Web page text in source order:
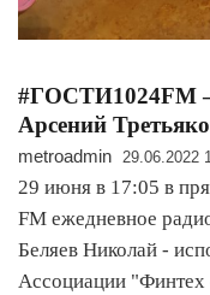
#ГОСТИ1024FM
Арсений
metroadmin 29.06.2022
29 июня в 17:05 в
FM ежедневное
Беляев Николай -
Ассоциации "Финтех